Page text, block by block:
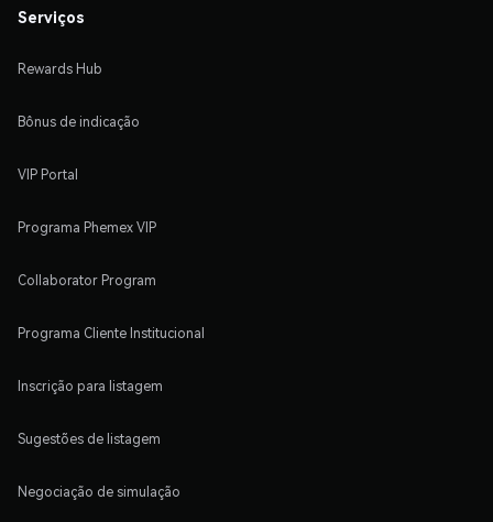
Serviços
Rewards Hub
Bônus de indicação
VIP Portal
Programa Phemex VIP
Collaborator Program
Programa Cliente Institucional
Inscrição para listagem
Sugestões de listagem
Negociação de simulação